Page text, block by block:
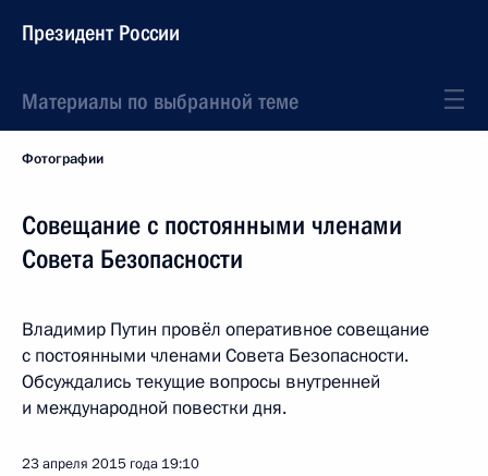
Президент России
Материалы по выбранной теме
Фотографии
Совещание с постоянными членами
Совета Безопасности
Владимир Путин провёл оперативное совещание
с постоянными членами Совета Безопасности.
Обсуждались текущие вопросы внутренней
и международной повестки дня.
23 апреля 2015 года 19:10